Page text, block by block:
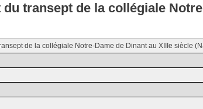
transept de la collégiale
de la collégiale Notre-Dame de Dinant au XIIIe siècle